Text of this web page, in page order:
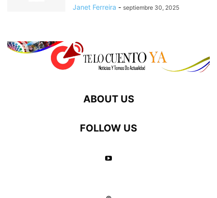
Janet Ferreira - septiembre 30, 2025
ABOUT US
FOLLOW US